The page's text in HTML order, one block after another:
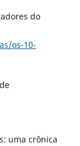
do
os-10-
uma crônica